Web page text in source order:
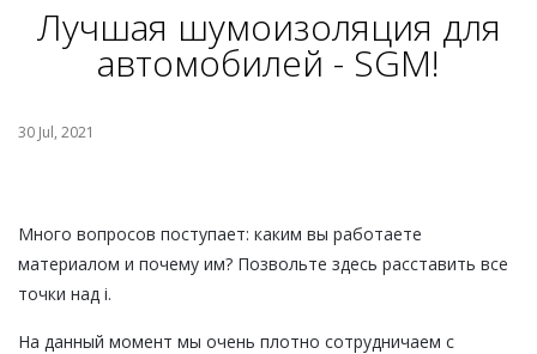
Лучшая шумоизоляция для
автомобилей - SGM!
30 Jul, 2021
Много вопросов поступает: каким вы работаете
материалом и почему им? Позвольте здесь расставить все
точки над i.
На данный момент мы очень плотно сотрудничаем с